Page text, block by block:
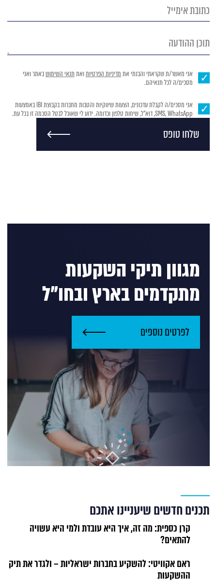
כתובת
אימייל
תוכן
ההודעה
אני מאשר/ת שקראתי והבנתי את מדיניות הפרטיותואת תנאי השימושבאתר ואני
מסכים/ה לכל תנאיהם.
אני מסכים/ה לקבלת עדכונים, הצעות שיווקיות והטבות מחברות בקבוצת IBI באמצעות
SMS, WhatsApp, דוא"ל, שיחות טלפון וכדומה. ידוע לי שאוכל לבטל הסכמה זו בכל עת.
שלחו טופס
מגוון תיקי השקעות
מתקדמים בארץ ובחו"ל
לפרטים נוספים
תכנים חדשים שיעניינו אתכם
קרן כספית: מה זה, איך היא עובדת ולמי היא עשויה
להתאים?
ראם אקוויטי: להשקיע בחברות ישראליות – ולגדר את תיק
ההשקעות